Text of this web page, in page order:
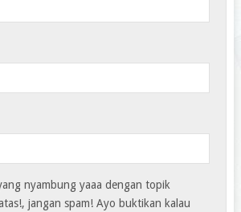
nyambung yaaa dengan topik
jangan spam! Ayo buktikan kalau